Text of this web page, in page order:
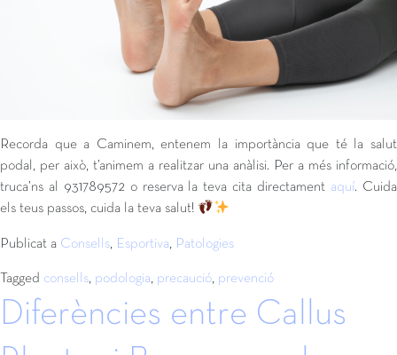
Recorda que a Caminem, entenem la importància que té la salut
podal, per això, t’animem a realitzar una anàlisi. Per a més informació,
truca’ns al 931789572 o reserva la teva cita directament aquí. Cuida
els teus passos, cuida la teva salut!
Publicat a Consells, Esportiva, Patologies
Tagged consells, podologia, precaució, prevenció
Diferències entre Callus